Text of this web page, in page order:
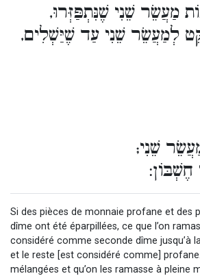
מַעֲשֵׂר שֵׁנִי שֶׁנִּתְפַּזְּרוּ,
לְמַעֲשֵׂר שֵׁנִי עַד שֶׁיַּשְׁלִים,
שֵׁנִי;
חֶשְׁבּוֹן:
Si des pièces de monnaie profane et des
dîme ont été éparpillées, ce que l’on
considéré comme seconde dîme jusqu’à
et le reste [est considéré comme]
mélangées et qu’on les ramasse à pleine